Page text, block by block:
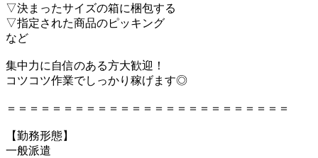
▽決まったサイズの箱に梱包する
▽指定された商品のピッキング
など
集中力に自信のある方大歓迎！
コツコツ作業でしっかり稼げます◎
＝＝＝＝＝＝＝＝＝＝＝＝＝＝＝＝＝＝＝＝＝＝＝＝＝
【勤務形態】
一般派遣